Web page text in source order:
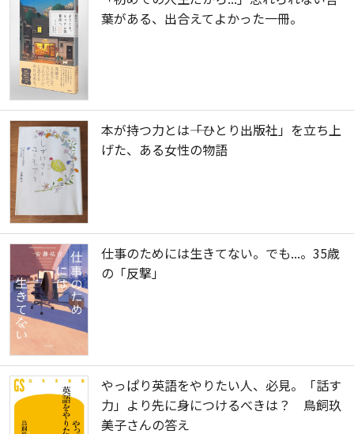
葉がある、出合えてよかった一冊。
本が持つ力とは――「ひとり出版社」を立ち上
げた、ある女性の物語
仕事のためには生きてない。でも...。35歳
の「反撃」
やっぱり英語をやりたい人、必見。「話す
力」より先に身につけるべきは？ 鳥飼玖
美子さんの答え